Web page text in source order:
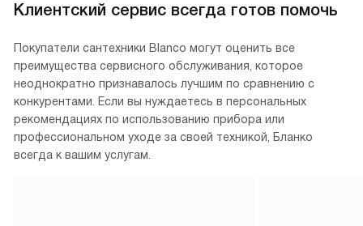
Клиентский сервис всегда готов помочь
Покупатели сантехники Blanco могут оценить все
преимущества сервисного обслуживания, которое
неоднократно признавалось лучшим по сравнению с
конкурентами. Если вы нуждаетесь в персональных
рекомендациях по использованию прибора или
профессиональном уходе за своей техникой, Бланко
всегда к вашим услугам.